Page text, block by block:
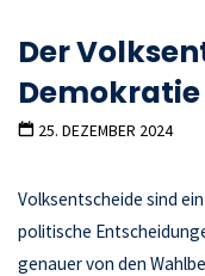
Der
25. DEZEMBER 2024
Volksentscheide sind
politische
genauer von den